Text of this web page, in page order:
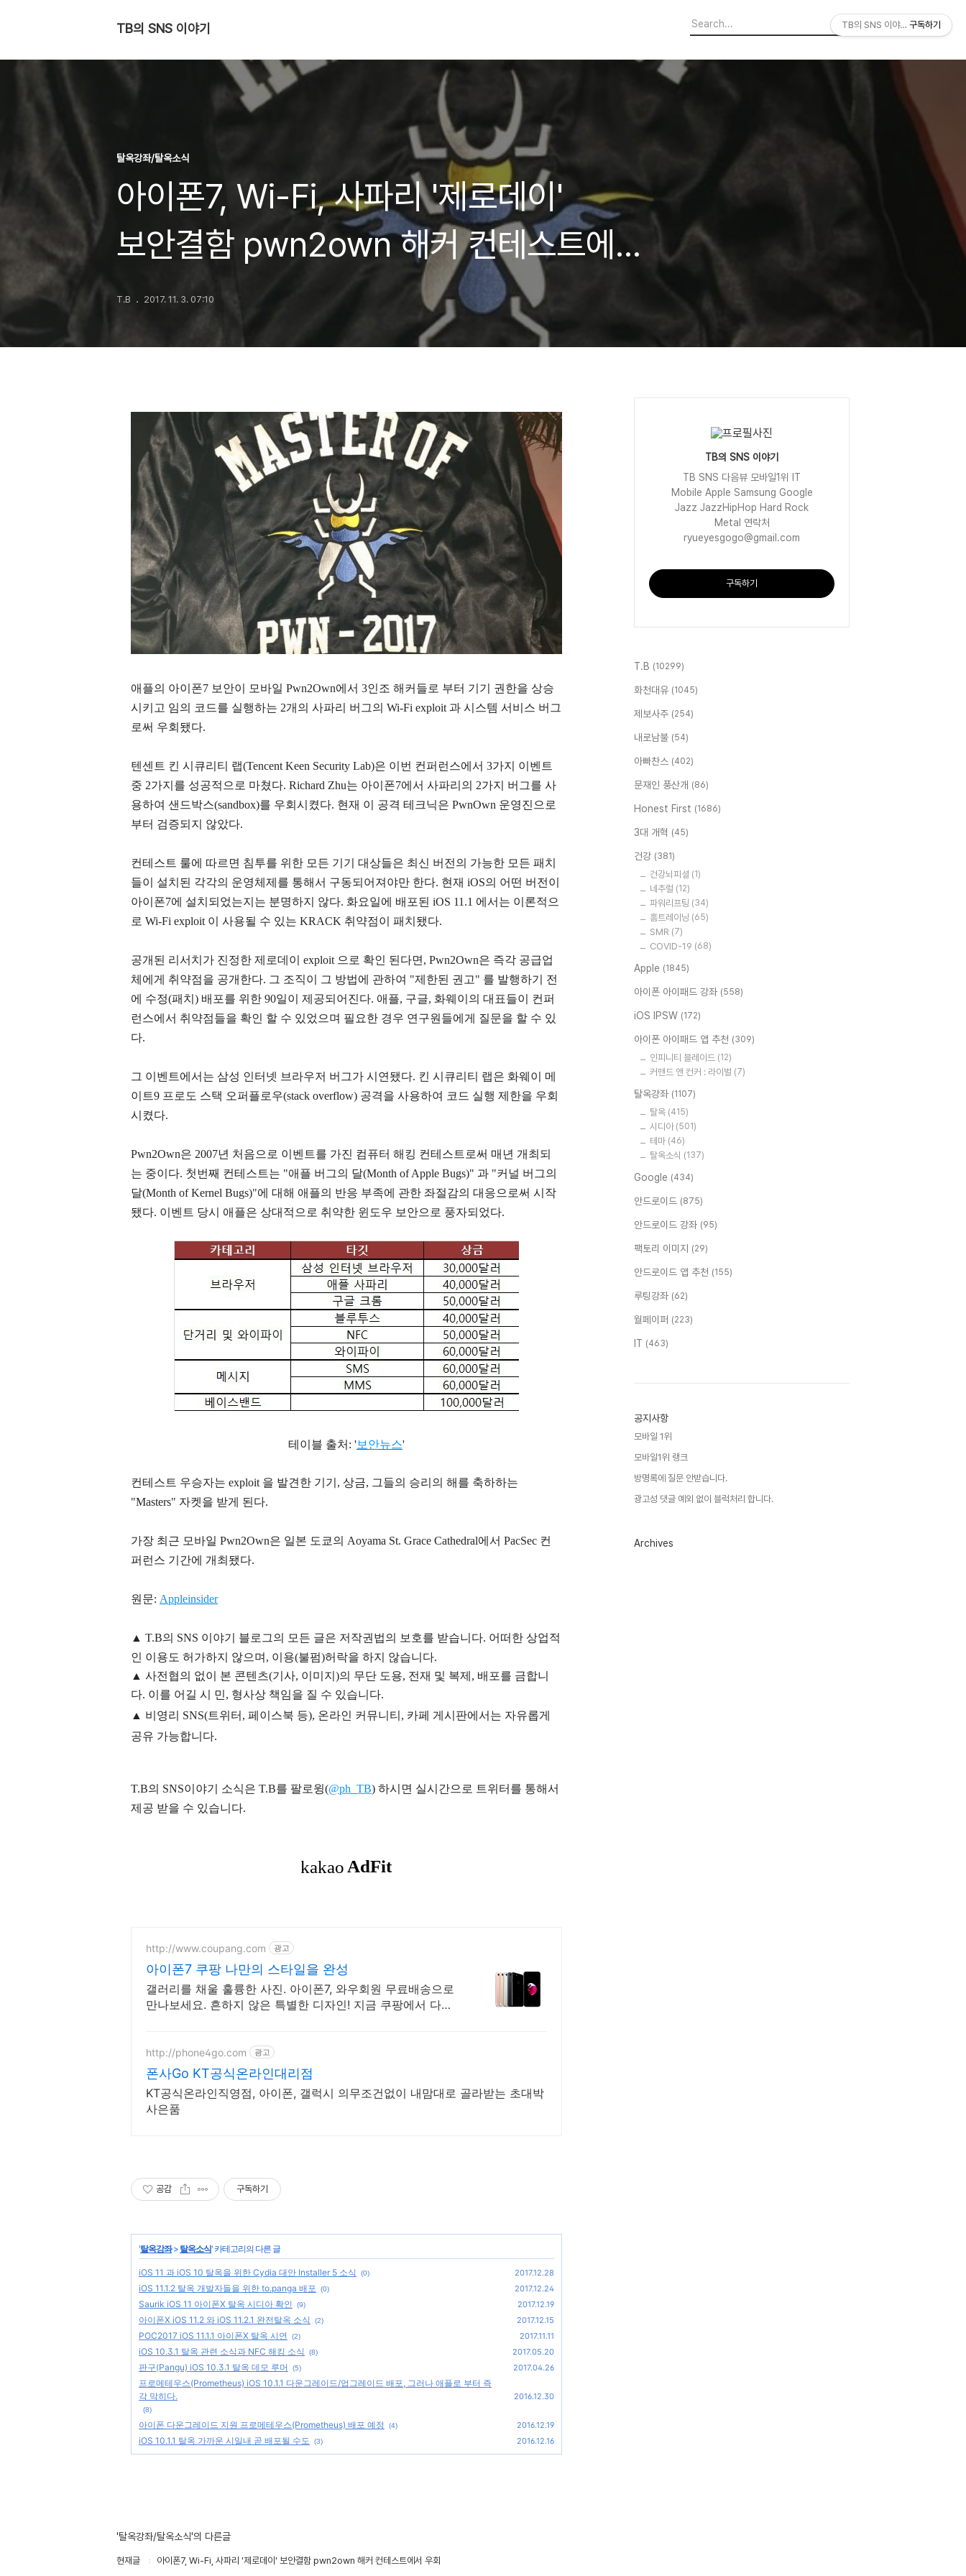
TB의 SNS 이야기
탈옥강좌/탈옥소식
아이폰7, Wi-Fi, 사파리 '제로데이'
보안결함 pwn2own 해커 컨테스트에서
우회
T.B 2017. 11. 3. 07:10
애플의 아이폰7 보안이 모바일 Pwn2Own에서 3인조 해커들로 부터 기기 권한을 상승
시키고 임의 코드를 실행하는 2개의 사파리 버그의 Wi-Fi exploit 과 시스템 서비스 버그
로써 우회됐다.
텐 센트 킨 시큐리티 랩(Tencent Keen Security Lab)은 이번 컨퍼런스에서 3가지 이벤트
중 2가지를 성공적으로 마쳤다. Richard Zhu는 아이폰7에서 사파리의 2가지 버그를 사
용하여 샌드박스(sandbox)를 우회시켰다. 현재 이 공격 테크닉은 PwnOwn 운영진으로
부터 검증되지 않았다.
컨테스트 룰에 따르면 침투를 위한 모든 기기 대상들은 최신 버전의 가능한 모든 패치
들이 설치된 각각의 운영체제를 통해서 구동되어져야만 한다. 현재 iOS의 어떤 버전이
아이폰7에 설치되었는지는 분명하지 않다. 화요일에 배포된 iOS 11.1 에서는 이론적으
로 Wi-Fi exploit 이 사용될 수 있는 KRACK 취약점이 패치됐다.
공개된 리서치가 진정한 제로데이 exploit 으로 확인 된다면, Pwn2Own은 즉각 공급업
체에게 취약점을 공개한다. 그 조직이 그 방법에 관하여 "제한된 권고" 를 발행하기 전
에 수정(패치) 배포를 위한 90일이 제공되어진다. 애플, 구글, 화웨이의 대표들이 컨퍼
런스에서 취약점들을 확인 할 수 있었으며 필요한 경우 연구원들에게 질문을 할 수 있
다.
그 이벤트에서는 삼성 인터넷 브라우저 버그가 시연됐다. 킨 시큐리티 랩은 화웨이 메
이트9 프로도 스택 오퍼플로우(stack overflow) 공격을 사용하여 코드 실행 제한을 우회
시켰다.
Pwn2Own은 2007년 처음으로 이벤트를 가진 컴퓨터 해킹 컨테스트로써 매년 개최되
는 중이다. 첫번째 컨테스트는 "애플 버그의 달(Month of Apple Bugs)" 과 "커널 버그의
달(Month of Kernel Bugs)"에 대해 애플의 반응 부족에 관한 좌절감의 대응으로써 시작
됐다. 이벤트 당시 애플은 상대적으로 취약한 윈도우 보안으로 풍자되었다.
테이블 출처: '보안뉴스'
컨테스트 우승자는 exploit 을 발견한 기기, 상금, 그들의 승리의 해를 축하하는
"Masters" 자켓을 받게 된다.
가장 최근 모바일 Pwn2Own은 일본 도쿄의 Aoyama St. Grace Cathedral에서 PacSec 컨
퍼런스 기간에 개최됐다.
원문: Appleinsider
▲ T.B의 SNS 이야기 블 로그의 모든 글은 저작권법의 보호를 받습니다. 어떠한 상업적
인 이용도 허가하지 않으며, 이용(불펌)허락을 하지 않습니다.
▲ 사전협의 없이 본 콘텐츠(기사, 이미지)의 무단 도용, 전재 및 복제, 배포를 금합니
다. 이를 어길 시 민, 형사상 책임을 질 수 있습니다.
▲ 비영리 SNS(트위터, 페이스북 등), 온라인 커뮤니티, 카페 게시판에서는 자유롭게
공유 가능합니다.
T.B의 SNS이야기 소식은 T.B를 팔로윙(@ph_TB) 하시면 실시간으로 트위터를 통해서
제공 받을 수 있습니다.
http://www.coupang.com 광고
아이폰7 쿠팡 나만의 스타일을 완성
갤러리를 채울 훌륭한 사진. 아이폰7, 와우회원 무료배송으로
만나보세요. 흔하지 않은 특별한 디자인! 지금 쿠팡에서 다양
http://phone4go.com 광고
폰사Go KT공식온라인대리점
KT공식온라인직영점, 아이폰, 갤럭시 의무조건없이 내맘대로 골라받는 초대박
사은품
공감 구독하기
'탈옥강좌> 탈옥소식' 카테고리의 다른 글
iOS 11 과 iOS 10 탈옥을 위한 Cydia 대안 Installer 5 소식 (0) 2017.12.28
iOS 11.1.2 탈옥 개발자들을 위한 to.panga 배포 (0) 2017.12.24
Saurik iOS 11 아이폰X 탈옥 시디아 확인 (9) 2017.12.19
아이폰X iOS 11.2 와 iOS 11.2.1 완전탈옥 소식 (2) 2017.12.15
POC2017 iOS 11.1.1 아이폰X 탈옥 시연 (2) 2017.11.11
iOS 10.3.1 탈옥 관련 소식과 NFC 해킹 소식 (8) 2017.05.20
판구(Pangu) iOS 10.3.1 탈옥 데모 루머 (5) 2017.04.26
프로메테우스(Prometheus) iOS 10.1.1 다운그레이드/업그레이드 배포, 그러나 애플로 부터 즉
각 막히다.
(8)
2016.12.30
아이폰 다운그레이드 지원 프로메테우스(Prometheus) 배포 예정 (4) 2016.12.19
iOS 10.1.1 탈옥 가까운 시일내 곧 배포될 수도 (3) 2016.12.16
'탈옥강좌/탈옥소식'의 다른글
현재글 아이폰7, Wi-Fi, 사파리 '제로데이' 보안결함 pwn2own 해커 컨테스트에서 우회
TB의 SNS 이야기
TB SNS 다음뷰 모바일1위 IT
Mobile Apple Samsung Google
Jazz JazzHipHop Hard Rock
Metal 연락처
ryueyesgogo@gmail.com
구독하기
T.B (10299)
화천대유 (1045)
제보사주 (254)
내로남불 (54)
아빠찬스 (402)
문재인 풍산개 (86)
Honest First (1686)
3대 개혁 (45)
건강 (381)
건강뇌피셜 (1)
네추럴 (12)
파워리프팅 (34)
홈트레이닝 (65)
SMR (7)
COVID-19 (68)
Apple (1845)
아이폰 아이패드 강좌 (558)
iOS IPSW (172)
아이폰 아이패드 앱 추천 (309)
인피니티 블레이드 (12)
커맨드 앤 컨커 : 라이벌 (7)
탈옥강좌 (1107)
탈옥 (415)
시디아 (501)
테마 (46)
탈옥소식 (137)
Google (434)
안드로이드 (875)
안드로이드 강좌 (95)
팩토리 이미지 (29)
안드로이드 앱 추천 (155)
루팅강좌 (62)
월페이퍼 (223)
IT (463)
공지사항
모바일 1위
모바일1위 랭크
방명록에 질문 안받습니다.
광고성 댓글 예외 없이 블럭처리 합니다.
Archives
TB의 SNS 이야기 구독하기